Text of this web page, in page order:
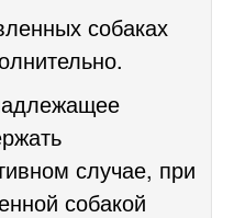
собаках
случае, при
собакой